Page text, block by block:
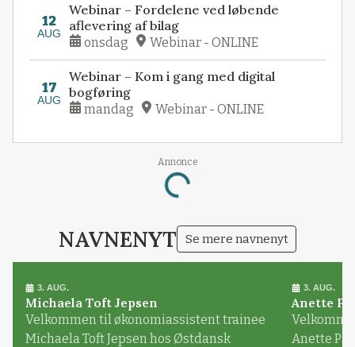
12
AUG
Webinar – Fordelene ved løbende
aflevering af bilag
onsdag Webinar - ONLINE
17
AUG
Webinar – Kom i gang med digital
bogføring
mandag Webinar - ONLINE
Annonce
Loading...
NAVNENYT Se mere navnenyt
3. AUG.
Michaela Toft Jepsen
Velkommen til økonomiassistent trainee
Michaela Toft Jepsen hos Østdansk
3. AUG.
Anette
Anette